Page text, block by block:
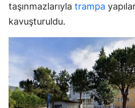
taşınmazlarıyla trampa
kavuşturuldu.